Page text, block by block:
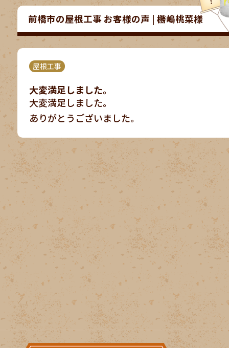
前橋市の屋根工事 お客様の声 | 橳嶋桃菜様
屋根工事
大変満足しました。
大変満足しました。
ありがとうございました。